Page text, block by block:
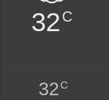
32C
32C